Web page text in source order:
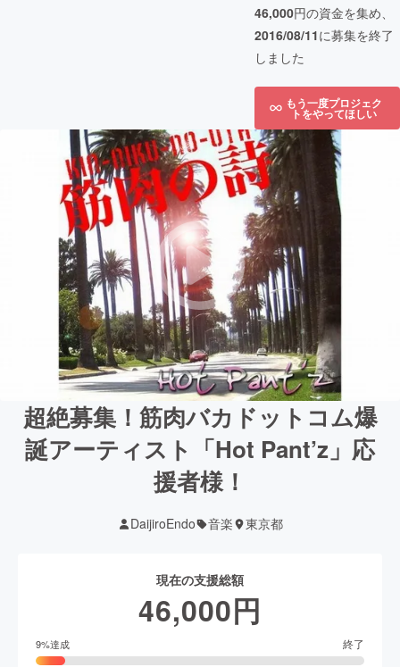
46,000円の資金を集め、
2016/08/11に募集を終了
しました
もう一度プロジェク
トをやってほしい
超絶募集！筋肉バカドットコム爆
誕アーティスト「Hot Pant’z」応
援者様！
DaijiroEndo 音楽 東京都
現在の支援総額
46,000円
9%達成 終了